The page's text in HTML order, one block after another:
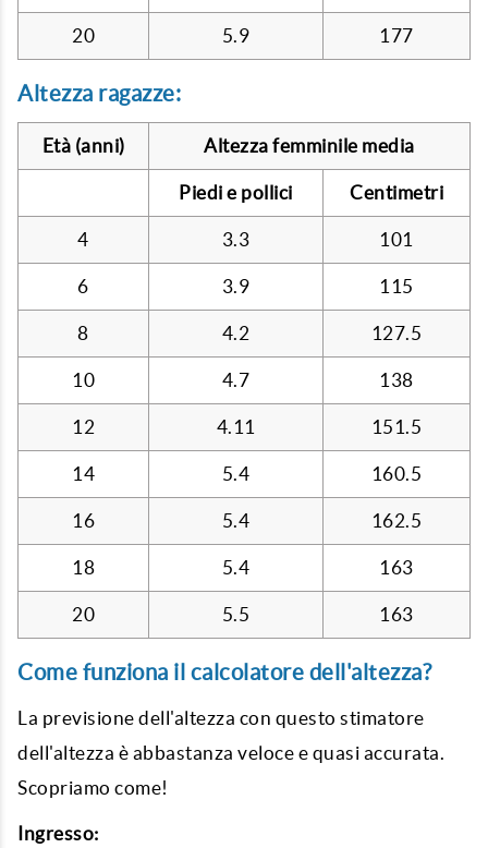
20 5.9 177
Altezza ragazze:
Età (anni) Altezza femminile media
Piedi e pollici Centimetri
4 3.3 101
6 3.9 115
8 4.2 127.5
10 4.7 138
12 4.11 151.5
14 5.4 160.5
16 5.4 162.5
18 5.4 163
20 5.5 163
Come funziona il calcolatore dell'altezza?
La previsione dell'altezza con questo stimatore
dell'altezza è abbastanza veloce e quasi accurata.
Scopriamo come!
Ingresso: